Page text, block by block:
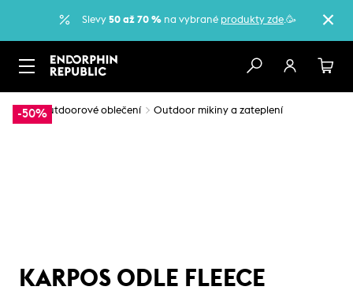
Slevy 50 až 70 % na vybrané produkty zde.🥳
-50%
… Outdoorové oblečení Outdoor mikiny a zateplení
KARPOS ODLE FLEECE